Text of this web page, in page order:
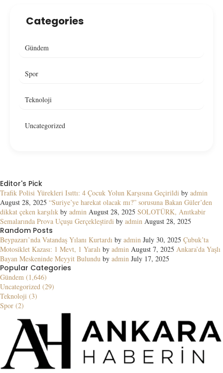
Categories
Gündem
Spor
Teknoloji
Uncategorized
Editor's Pick
Trafik Polisi Yürekleri Isıttı: 4 Çocuk Yolun Karşısına Geçirildi by admin
August 28, 2025 “Suriye’ye harekat olacak mı?” sorusuna Bakan Güler’den
dikkat çeken karşılık by admin August 28, 2025 SOLOTÜRK, Anıtkabir
Semalarında Prova Uçuşu Gerçekleştirdi by admin August 28, 2025
Random Posts
Beypazarı’nda Vatandaş Yılanı Kurtardı by admin July 30, 2025 Çubuk’ta
Motosiklet Kazası: 1 Mevt, 1 Yaralı by admin August 7, 2025 Ankara’da Yaşlı
Bayan Meskeninde Meyyit Bulundu by admin July 17, 2025
Popular Categories
Gündem (1,646)
Uncategorized (29)
Teknoloji (3)
Spor (2)